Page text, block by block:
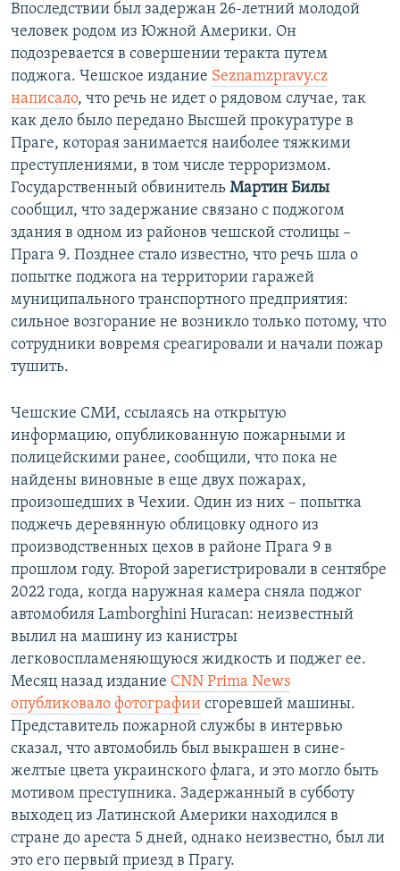
Впоследствии был задержан 26-летний молодой
человек родом из Южной Америки. Он
подозревается в совершении теракта путем
поджога. Чешское издание Seznamzpravy.cz
написало, что речь не идет о рядовом случае, так
как дело было передано Высшей прокуратуре в
Праге, которая занимается наиболее тяжкими
преступлениями, в том числе терроризмом.
Государственный обвинитель Мартин Билы
сообщил, что задержание связано с поджогом
здания в одном из районов чешской столицы –
Прага 9. Позднее стало известно, что речь шла о
попытке поджога на территории гаражей
муниципального транспортного предприятия:
сильное возгорание не возникло только потому, что
сотрудники вовремя среагировали и начали пожар
тушить.
Чешские СМИ, ссылаясь на открытую
информацию, опубликованную пожарными и
полицейскими ранее, сообщили, что пока не
найдены виновные в еще двух пожарах,
произошедших в Чехии. Один из них – попытка
поджечь деревянную облицовку одного из
производственных цехов в районе Прага 9 в
прошлом году. Второй зарегистрировали в сентябре
2022 года, когда наружная камера сняла поджог
автомобиля Lamborghini Huracan: неизвестный
вылил на машину из канистры
легковоспламеняющуюся жидкость и поджег ее.
Месяц назад издание CNN Prima News
опубликовало фотографии сгоревшей машины.
Представитель пожарной службы в интервью
сказал, что автомобиль был выкрашен в сине-
желтые цвета украинского флага, и это могло быть
мотивом преступника. Задержанный в субботу
выходец из Латинской Америки находился в
стране до ареста 5 дней, однако неизвестно, был ли
это его первый приезд в Прагу.